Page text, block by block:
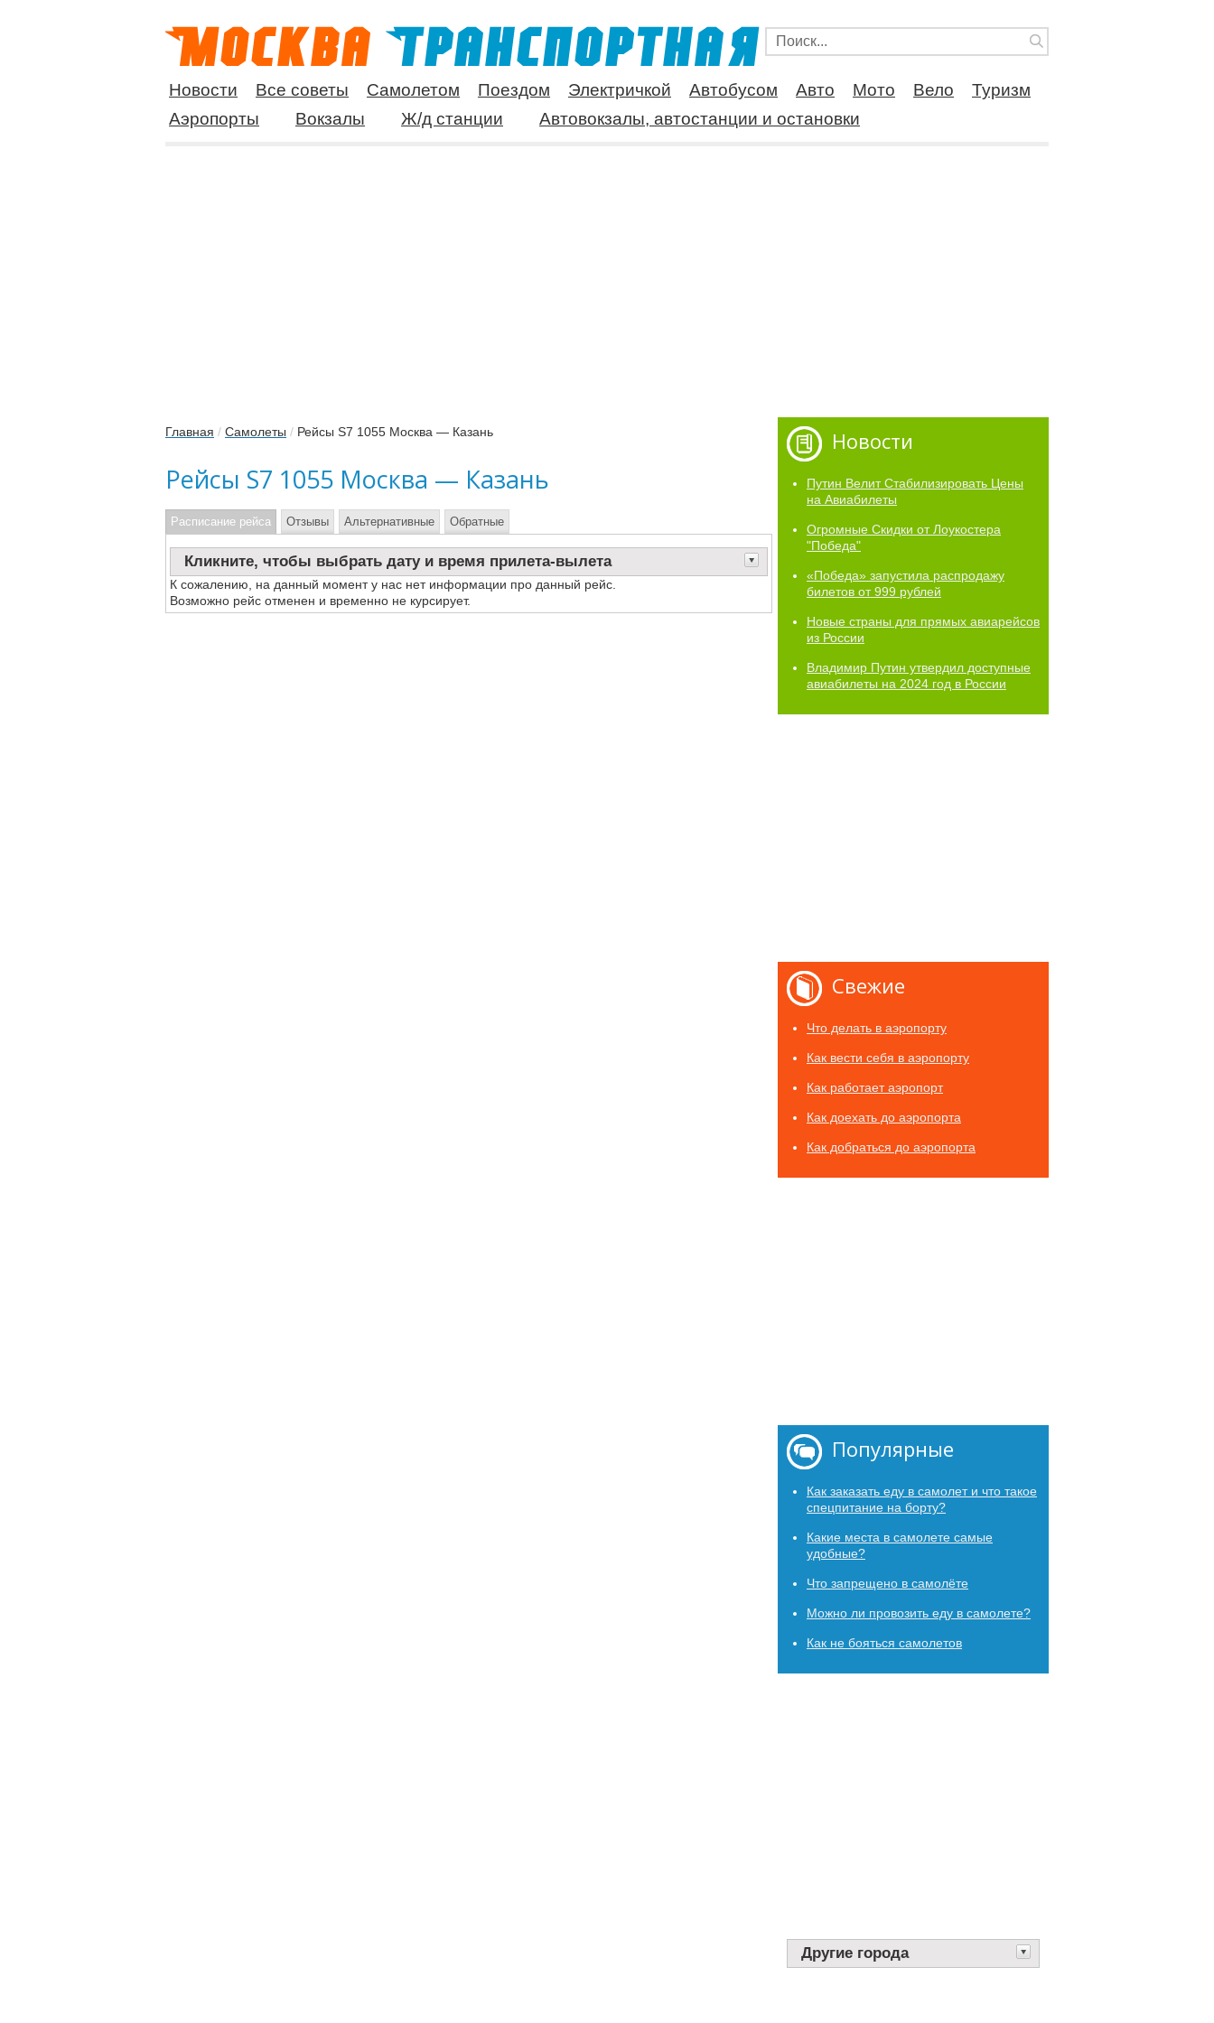
Новости Все советы Самолетом Поездом Электричкой Автобусом Авто Мото Вело
Туризм
Аэропорты
Вокзалы Ж/д станции Автовокзалы, автостанции и остановки
Главная / Самолеты / Рейсы S7 1055 Москва — Казань
Рейсы S7 1055 Москва — Казань
Расписание рейса
Кликните, чтобы выбрать дату и время прилета-вылета
К сожалению, на данный момент у нас нет информации про данный рейс.
Возможно рейс отменен и временно не курсирует.
Отзывы Альтернативные Обратные
Новости
Путин Велит Стабилизировать Цены
на Авиабилеты
Огромные Скидки от Лоукостера
"Победа"
«Победа» запустила распродажу
билетов от 999 рублей
Новые страны для прямых авиарейсов
из России
Владимир Путин утвердил доступные
авиабилеты на 2024 год в России
Свежие
Что делать в аэропорту
Как вести себя в аэропорту
Как работает аэропорт
Как доехать до аэропорта
Как добраться до аэропорта
Популярные
Как заказать еду в самолет и что такое
спецпитание на борту?
Какие места в самолете самые
удобные?
Что запрещено в самолёте
Можно ли провозить еду в самолете?
Как не бояться самолетов
Другие города